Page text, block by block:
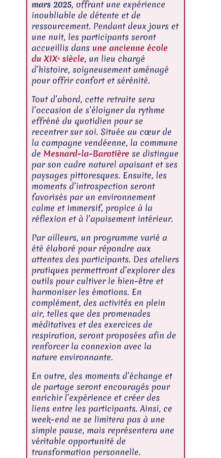
mars 2025, offrant une expérience
inoubliable de détente et de
ressourcement. Pendant deux jours et
une nuit, les participants seront
accueillis dans une ancienne école
du XIXᵉ siècle, un lieu chargé
d’histoire, soigneusement aménagé
pour offrir confort et sérénité.
Tout d’abord, cette retraite sera
l’occasion de s’éloigner du rythme
effréné du quotidien pour se
recentrer sur soi. Située au cœur de
la campagne vendéenne, la commune
de Mesnard-la-Barotière se distingue
par son cadre naturel apaisant et ses
paysages pittoresques. Ensuite, les
moments d’introspection seront
favorisés par un environnement
calme et immersif, propice à la
réflexion et à l’apaisement intérieur.
Par ailleurs, un programme varié a
été élaboré pour répondre aux
attentes des participants. Des ateliers
pratiques permettront d’explorer des
outils pour cultiver le bien-être et
harmoniser les émotions. En
complément, des activités en plein
air, telles que des promenades
méditatives et des exercices de
respiration, seront proposées afin de
renforcer la connexion avec la
nature environnante.
En outre, des moments d’échange et
de partage seront encouragés pour
enrichir l’expérience et créer des
liens entre les participants. Ainsi, ce
week-end ne se limitera pas à une
simple pause, mais représentera une
véritable opportunité de
transformation personnelle.